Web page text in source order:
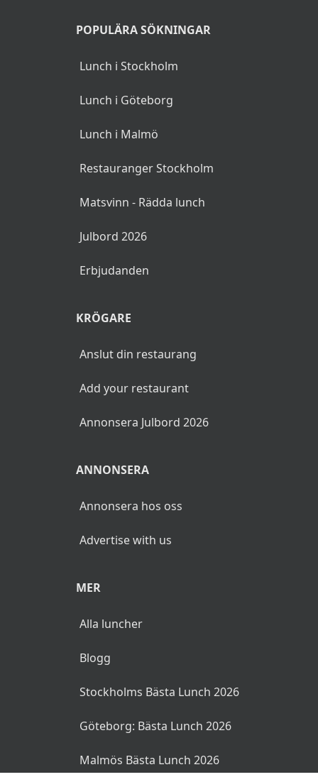
POPULÄRA SÖKNINGAR
Lunch i Stockholm
Lunch i Göteborg
Lunch i Malmö
Restauranger Stockholm
Matsvinn - Rädda lunch
Julbord 2026
Erbjudanden
KRÖGARE
Anslut din restaurang
Add your restaurant
Annonsera Julbord 2026
ANNONSERA
Annonsera hos oss
Advertise with us
MER
Alla luncher
Blogg
Stockholms Bästa Lunch 2026
Göteborg: Bästa Lunch 2026
Malmös Bästa Lunch 2026